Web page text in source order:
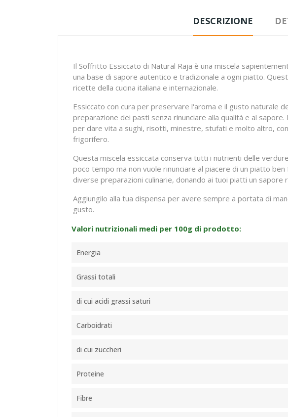
DESCRIZIONE
Il Soffritto Essiccato di Natural Raja è una miscela
una base di sapore autentico e tradizionale a ogni piatto.
ricette della cucina italiana e internazionale.
Essiccato con cura per preservare l'aroma e il gusto naturale
preparazione dei pasti senza rinunciare alla qualità e al
per dare vita a sughi, risotti, minestre, stufati e molto altro,
frigorifero.
Questa miscela essiccata conserva tutti i nutrienti delle
poco tempo ma non vuole rinunciare al piacere di un piatto
diverse preparazioni culinarie, donando ai tuoi piatti un sapore
Aggiungilo alla tua dispensa per avere sempre a portata di
gusto.
Valori nutrizionali medi per 100g di prodotto:
Energia
Grassi totali
di cui acidi grassi saturi
Carboidrati
di cui zuccheri
Proteine
Fibre